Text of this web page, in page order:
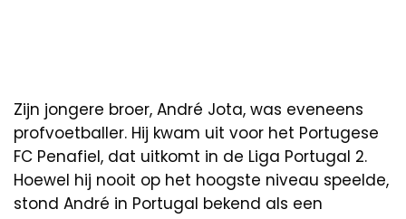
Zijn jongere broer, André Jota, was eveneens
profvoetballer. Hij kwam uit voor het Portugese
FC Penafiel, dat uitkomt in de Liga Portugal 2.
Hoewel hij nooit op het hoogste niveau speelde,
stond André in Portugal bekend als een